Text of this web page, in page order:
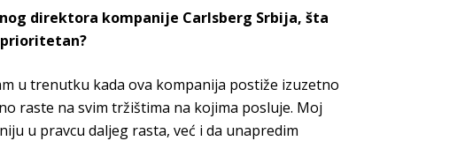
direktora kompanije Carlsberg Srbija, šta
u trenutku kada ova kompanija postiže izuzetno
raste na svim tržištima na kojima posluje. Moj
u pravcu daljeg rasta, već i da unapredim